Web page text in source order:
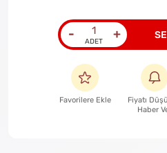
- +
Favorilere Ekle
Fiyatı
Haber